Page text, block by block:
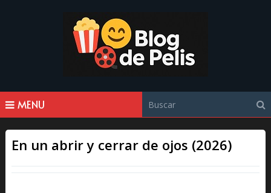
MENU
En un abrir y cerrar de ojos (2026)